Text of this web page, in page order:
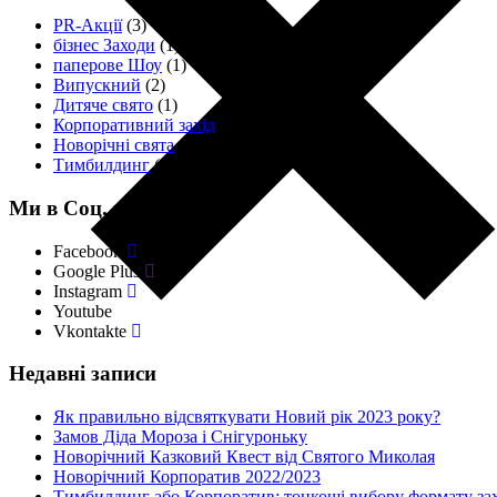
PR-Акції(3)
бізнес Заходи (1)
паперове Шоу (1)
Випускний (2)
Дитяче свято (1)
Корпоративний захід
Новорічні свята(4)
Тимбилдинг(18)
Ми в Соц. мережах
Facebook
Google Plus
Instagram
Youtube
Vkontakte
Недавні записи
Як правильно відсвяткувати Новий рік 2023 року?
Замов Діда Мороза і Снігуроньку
Новорічний Казковий Квест від Святого Миколая
Новорічний Корпоратив 2022/2023